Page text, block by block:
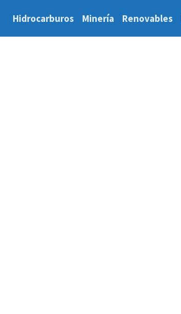
Hidrocarburos Minería Renovables